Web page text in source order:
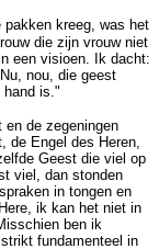
pakken kreeg, was het
die zijn vrouw niet
een visioen. Ik dacht:
nou, die geest
hand is."
en de zegeningen
de Engel des Heren,
Geest die viel op
viel, dan stonden
in tongen en
ik kan het niet in
ben ik
fundamenteel in